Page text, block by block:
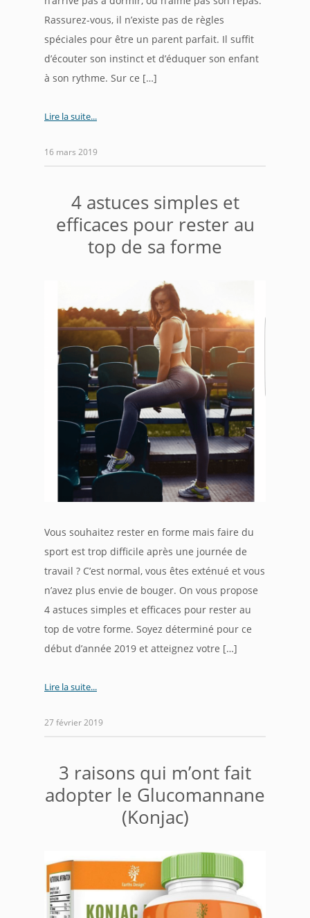
Rassurez-vous, il n’existe pas de règles
spéciales pour être un parent parfait. Il suffit
d’écouter son instinct et d’éduquer son enfant
à son rythme. Sur ce […]
Lire la suite
16 mars 2019
4 astuces simples et
efficaces pour rester au
top de sa forme
Vous souhaitez rester en forme mais faire du
sport est trop difficile après une journée de
travail ? C’est normal, vous êtes exténué et vous
n’avez plus envie de bouger. On vous propose
4 astuces simples et efficaces pour rester au
top de votre forme. Soyez déterminé pour ce
début d’année 2019 et atteignez votre […]
Lire la suite
27 février 2019
3 raisons qui m’ont fait
adopter le Glucomannane
(Konjac)